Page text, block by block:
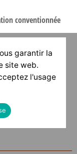
conventionnée
garantir la
site web.
l'usage